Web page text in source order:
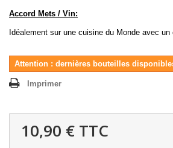
Accord Mets / Vin:
Idéalement sur une cuisine du Monde avec un
Attention : dernières bouteilles
Imprimer
10,90 € TTC